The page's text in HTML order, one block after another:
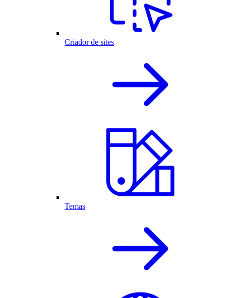
Criador de sites
Temas